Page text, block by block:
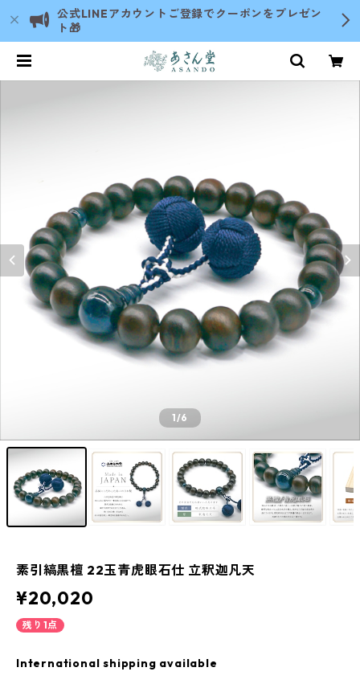
公式LINEアカウントご登録でクーポンをプレゼン
ト🎁
1/6
素引縞黒檀 22玉青虎眼石仕 立釈迦凡天
¥20,020
残り1点
International shipping available